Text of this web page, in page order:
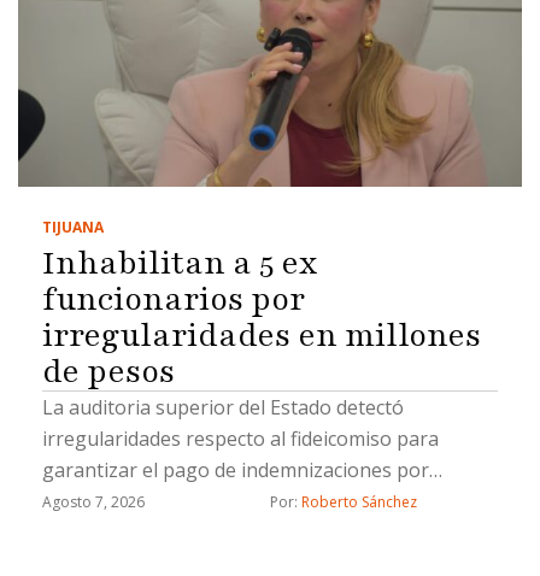
TIJUANA
Inhabilitan a 5 ex
funcionarios por
irregularidades en millones
de pesos
La auditoria superior del Estado detectó
irregularidades respecto al fideicomiso para
garantizar el pago de indemnizaciones por
fallecimiento a los causahabientes del personal
Agosto 7, 2026 Por: Roberto Sánchez